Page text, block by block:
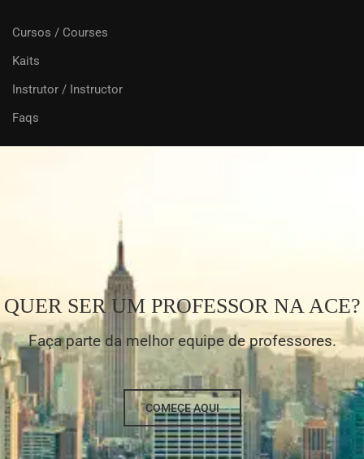
Cursos / Courses
Kaits
Instrutor / Instructor
Faqs
QUER SER UM PROFESSOR NA ACE?
Faça parte da melhor equipe de professores.
COMEÇE AQUI